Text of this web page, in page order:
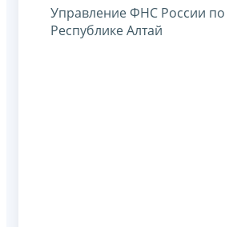
Управление ФНС России по
Республике Алтай